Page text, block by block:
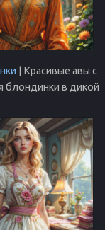
| Красивые авы с
блондинки в дикой